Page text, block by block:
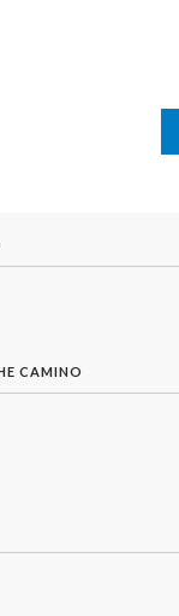
CAMINO